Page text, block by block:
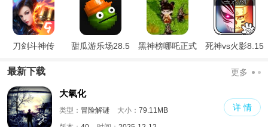
刀剑斗神传
甜瓜游乐场28.5
黑神榜哪吒正式
死神vs火影8.15
最新下载 更多
大氧化
类型： 冒险解谜 大小： 79.11MB
详 情